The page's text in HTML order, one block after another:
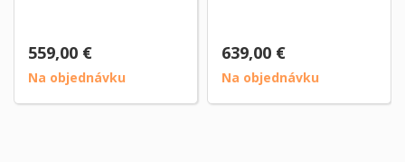
559,00 €
Na objednávku
639,00 €
Na objednávku